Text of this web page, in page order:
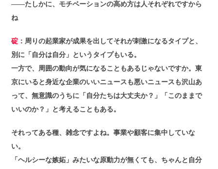
――たしかに、モチベーションの高め方は人それぞれですから
ね
碇 ：周りの起業家が成果を出してそれが刺激になるタイプと、
別に「自分は自分」というタイプもいる。
一方で、周囲の動向が気になることもあるじゃないですか。東
京にいると身近な企業のいいニュースも悪いニュースも沢山あ
って、無意識のうちに「自分たちは大丈夫か？」「このままで
いいのか？」と考えることもある。
それってある種、雑念ですよね。事業や顧客に集中していな
い。
「ヘルシーな嫉妬」みたいな原動力が無くても、ちゃんと自分